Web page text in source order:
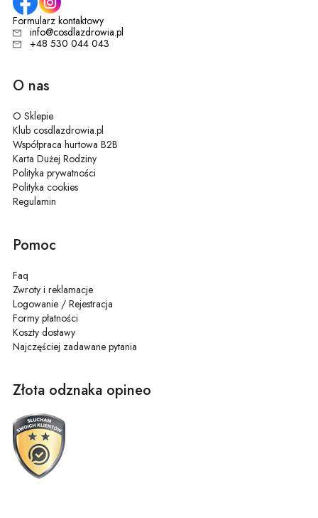
Formularz kontaktowy
info@cosdlazdrowia.pl
+48 530 044 043
O nas
O Sklepie
Klub cosdlazdrowia.pl
Współpraca hurtowa B2B
Karta Dużej Rodziny
Polityka prywatności
Polityka cookies
Regulamin
Pomoc
Faq
Zwroty i reklamacje
Logowanie / Rejestracja
Formy płatności
Koszty dostawy
Najczęściej zadawane pytania
Złota odznaka opineo